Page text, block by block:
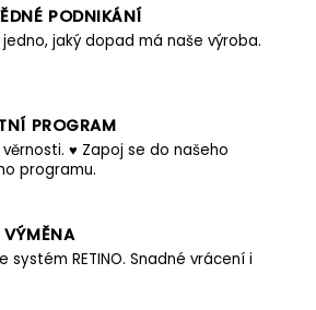
PODNIKÁNÍ
jaký dopad má naše výroba.
PROGRAM
♥ Zapoj se do našeho
programu.
systém RETINO. Snadné vrácení i